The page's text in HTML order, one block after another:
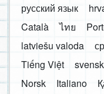
русский язык
Català
ไทย
latviešu valoda
Tiếng Việt
Norsk
Italiano